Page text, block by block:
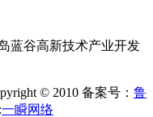
蓝谷高新技术产业开发
© 2010 备案号： 鲁
一瞬网络